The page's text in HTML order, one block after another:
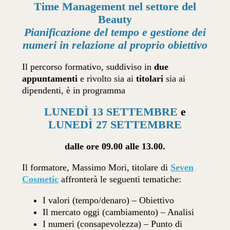
Time Management nel settore del
Beauty
Pianificazione del tempo e gestione dei
numeri in relazione al proprio obiettivo
Il percorso formativo, suddiviso indue
appuntamenti e rivolto sia aititolari sia ai
dipendenti, è in programma
LUNEDÌ 13 SETTEMBRE e
LUNEDÌ 27 SETTEMBRE
dalle ore 09.00 alle 13.00.
Il formatore, Massimo Mori, titolare di Seven
Cosmetic affronterà le seguenti tematiche:
I valori (tempo/denaro) – Obiettivo
Il mercato oggi (cambiamento) – Analisi
I numeri (consapevolezza) – Punto di